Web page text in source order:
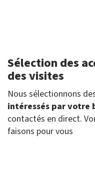
Sélection des
des visites
Nous sélectionnons
intéressés par votre
contactés en direct.
faisons pour vous